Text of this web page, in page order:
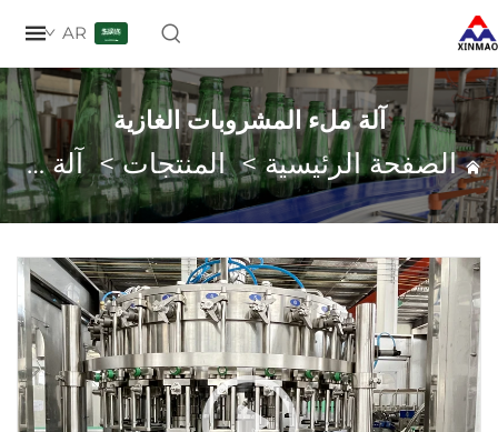
آلة ملء المشروبات الغازية
الرئيسية>المنتجات>آلة ملء المشروبات الغازية